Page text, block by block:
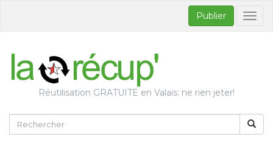
Publier
Réutilisation GRATUITE en Valais: ne rien jeter!